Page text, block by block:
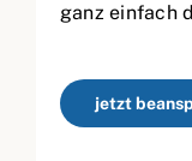
ganz einfach
jetzt